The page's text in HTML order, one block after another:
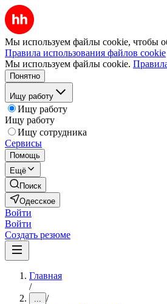
Мы используем файлы cookie, чтобы
Правила использования файлов cookie
Мы используем файлы cookie.
Понятно
Ищу работу
Ищу работу
Ищу работу
Ищу сотрудника
Сервисы
Помощь
Ещё
Поиск
Одесское
Войти
Войти
Создать резюме
Главная
/
... /